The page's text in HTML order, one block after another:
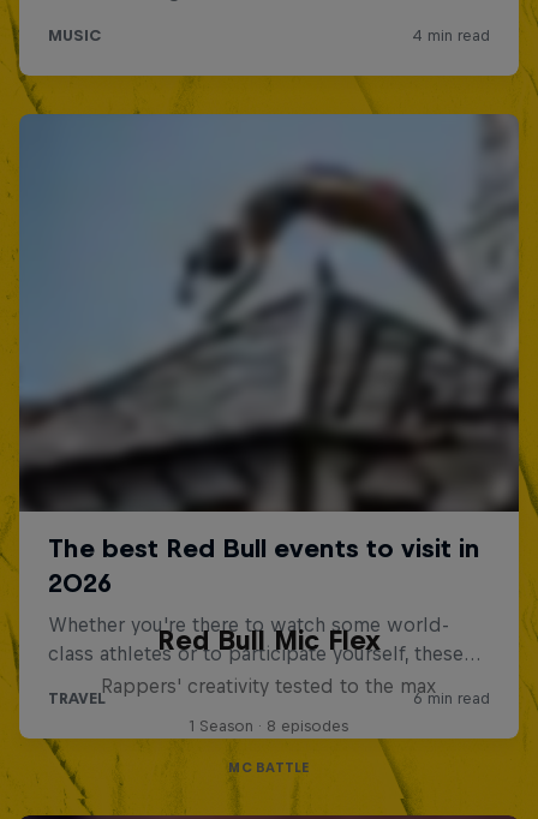
Red Bull Mic Flex
Rappers' creativity tested to the max
1 Season · 8 episodes
MC BATTLE